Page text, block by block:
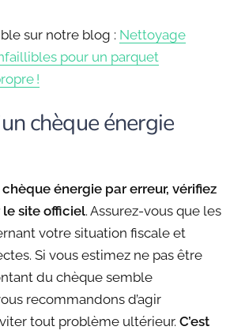
sur notre blog : Nettoyage
pour un parquet
!
chèque énergie
énergie par erreur, vérifiez
site officiel. Assurez-vous que les
votre situation fiscale et
Si vous estimez ne pas être
du chèque semble
recommandons d’agir
tout problème ultérieur. C’est